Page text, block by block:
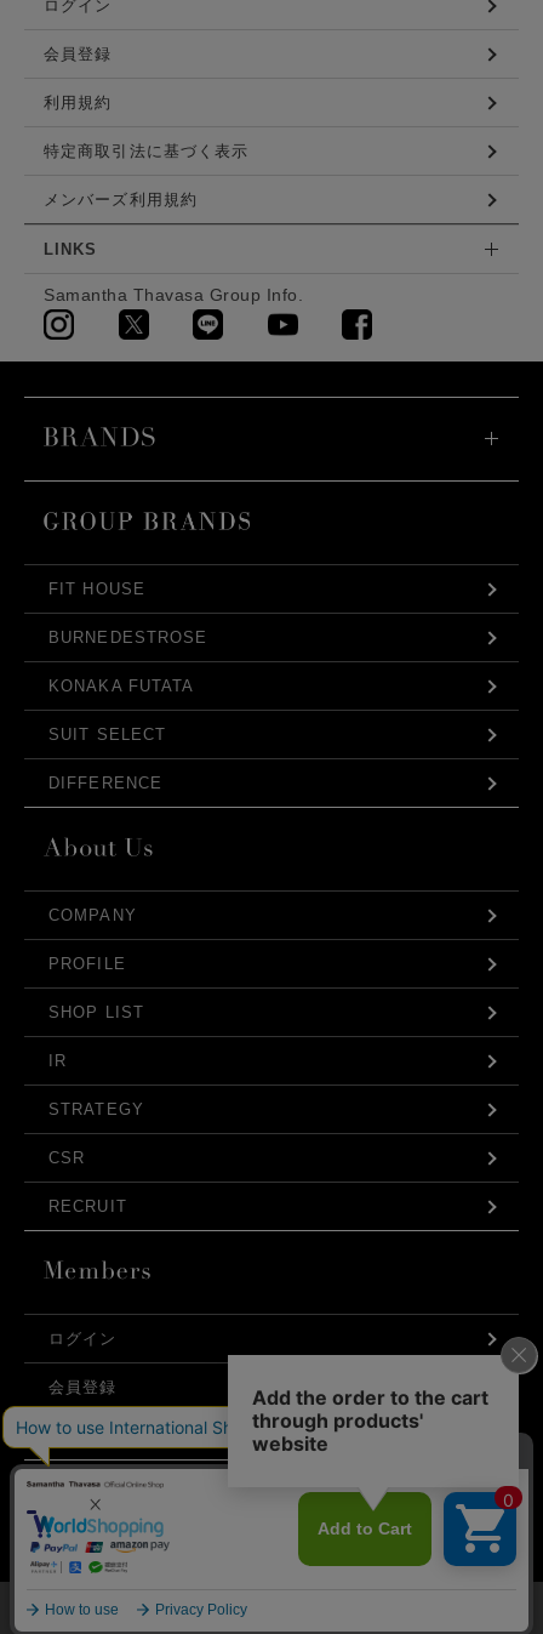
ログイン
会員登録
利用規約
特定商取引法に基づく表示
メンバーズ利用規約
LINKS
Samantha Thavasa Group Info.
FIT HOUSE
BURNEDESTROSE
KONAKA FUTATA
SUIT SELECT
DIFFERENCE
COMPANY
PROFILE
SHOP LIST
IR
STRATEGY
CSR
RECRUIT
ログイン
会員登録
利用規約
お問い合わせ
プライバシーポリシー
©Samantha Thavasa Japan Limited
弊社はCookieを利用し、Webの利便性向上に努め
ております。「承諾する」をクリックしていただ
くと、お客様に最適な内容を提供することが可能
ご覧ください。
承諾する